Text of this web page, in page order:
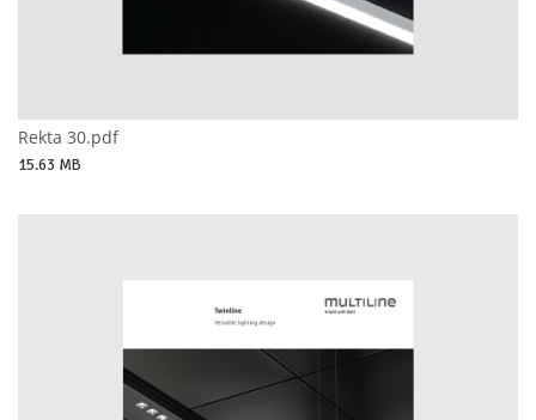
Rekta 30.pdf
15.63 MB